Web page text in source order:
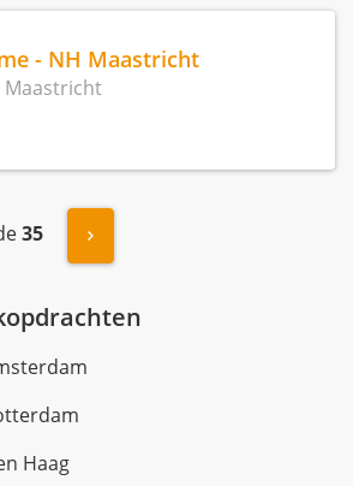
- NH Maastricht
Maastricht
35 Volgende »
Haag